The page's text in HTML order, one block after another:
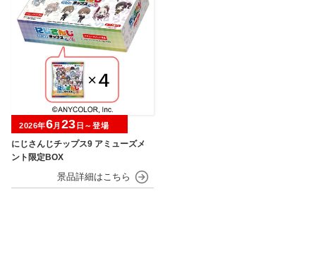
にじさんじチップス9 アミューズメ
ント限定BOX
2026年6月 23 日～登場